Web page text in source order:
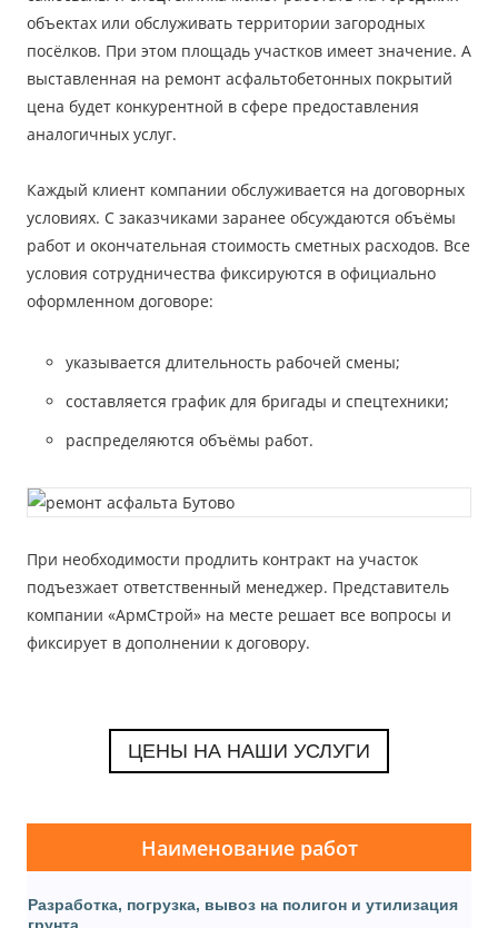
объектах или обслуживать территории загородных
посёлков. При этом площадь участков имеет значение. А
выставленная на ремонт асфальтобетонных покрытий
цена будет конкурентной в сфере предоставления
аналогичных услуг.
Каждый клиент компании обслуживается на договорных
условиях. С заказчиками заранее обсуждаются объёмы
работ и окончательная стоимость сметных расходов. Все
условия сотрудничества фиксируются в официально
оформленном договоре:
указывается длительность рабочей смены;
составляется график для бригады и спецтехники;
распределяются объёмы работ.
При необходимости продлить контракт на участок
подъезжает ответственный менеджер. Представитель
компании «АрмСтрой» на месте решает все вопросы и
фиксирует в дополнении к договору.
ЦЕНЫ НА НАШИ УСЛУГИ
Наименование работ
Разработка, погрузка, вывоз на полигон и утилизация
грунта